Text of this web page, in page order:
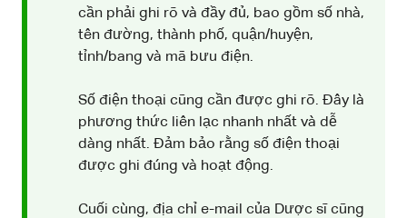
cần phải ghi rõ và đầy đủ, bao gồm số nhà,
tên đường, thành phố, quận/huyện,
tỉnh/bang và mã bưu điện.
Số điện thoại cũng cần được ghi rõ. Đây là
phương thức liên lạc nhanh nhất và dễ
dàng nhất. Đảm bảo rằng số điện thoại
được ghi đúng và hoạt động.
Cuối cùng, địa chỉ e-mail của Dược sĩ cũng